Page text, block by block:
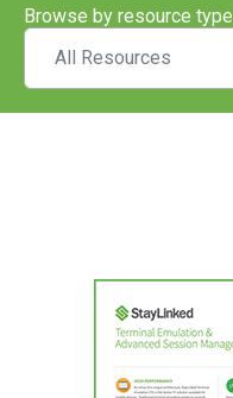
Browse by resource type
All Resources